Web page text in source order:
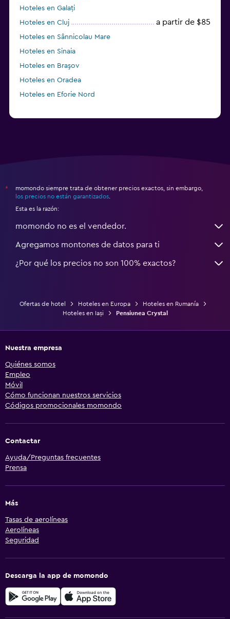
Hoteles en Galați
Hoteles en Cluj
a partir de $85
Hoteles en Sânnicolau Mare
Hoteles en Sinaia
Hoteles en Braşov
Hoteles en Oradea
Hoteles en Eforie Nord
*
momondo siempre trata de obtener precios exactos, sin embargo,
los precios no están garantizados
Esta es la razón:
momondo no es el vendedor.
Agregamos montones de datos para ti
¿Por qué los precios no son 100% exactos?
Ofertas de hotel Hoteles en Europa
Hoteles en Rumanía
Hoteles en Iași
Pensiunea Crystal
Nuestra empresa
Quiénes somos
Empleo
Móvil
Cómo funcionan nuestros servicios
Códigos promocionales momondo
Contactar
Ayuda/Preguntas frecuentes
Prensa
Más
Tasas de aerolíneas
Aerolíneas
Seguridad
Descarga la app de momondo